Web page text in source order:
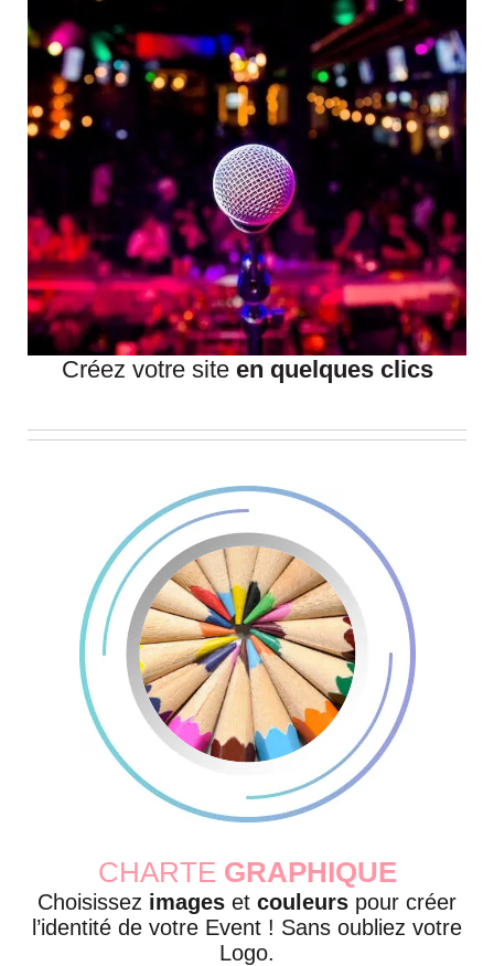
Créez votre site en quelques clics
CHARTE GRAPHIQUE
Choisissez images et couleurs pour créer
l’identité de votre Event ! Sans oubliez votre
Logo.